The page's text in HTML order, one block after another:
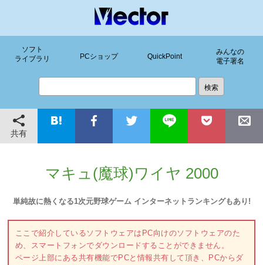
ソフト
ライブラリ
PCショップ QuickPoint
みんなの
電子署名
共有
マキュ(魔球)ワイヤ 2000
単純故に熱くなる1次元野球ゲーム インターネットランキングもあり!
ここで紹介しているソフトウェアはPC向けのソフトウェアのた
め、スマートフォンでダウンロードすることができません。
ページ上部にある共有機能でPCと情報共有して頂き、PCからダ